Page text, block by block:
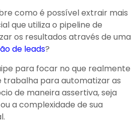
como é possível extrair mais
que utiliza o pipeline de
os resultados através de uma
de leads?
para focar no que realmente
trabalha para automatizar as
de maneira assertiva, seja
a complexidade de sua